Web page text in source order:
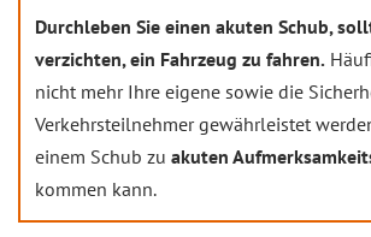
Durchleben Sie einen akuten Schub,
verzichten, ein Fahrzeug zu fahren.
nicht mehr Ihre eigene sowie die
Verkehrsteilnehmer gewährleistet
einem Schub zu akuten
kommen kann.